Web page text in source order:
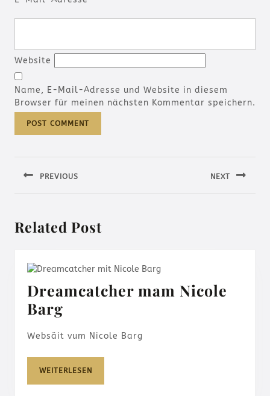
Website
Name, E-Mail-Adresse und Website in diesem
Browser für meinen nächsten Kommentar speichern.
PREVIOUS
Previous
NEXT
Next
Related Post
Dreamcatcher mam Nicole
Barg
Nicole
Barg
Websäit vum Nicole Barg
WEITERLESEN